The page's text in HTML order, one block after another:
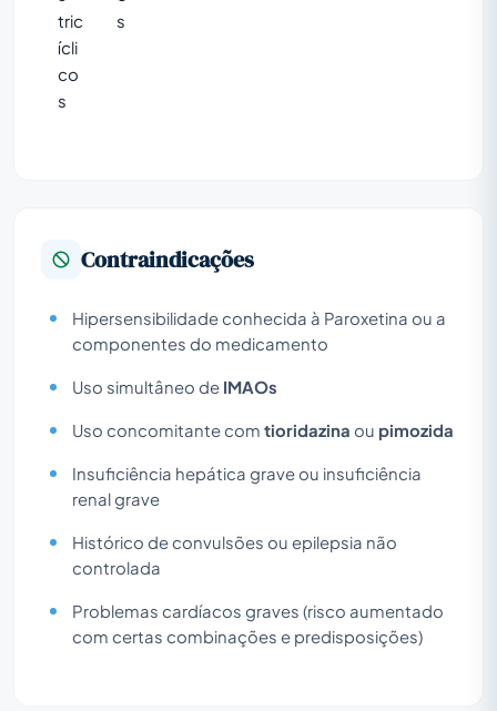
tric
ícli
co
s
s
Contraindicações
Hipersensibilidade conhecida à Paroxetina ou a
componentes do medicamento
Uso simultâneo de IMAOs
Uso concomitante com tioridazina ou pimozida
Insuficiência hepática grave ou insuficiência
renal grave
Histórico de convulsões ou epilepsia não
controlada
Problemas cardíacos graves (risco aumentado
com certas combinações e predisposições)